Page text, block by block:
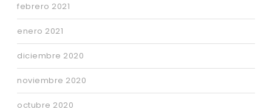
febrero 2021
enero 2021
diciembre 2020
noviembre 2020
octubre 2020